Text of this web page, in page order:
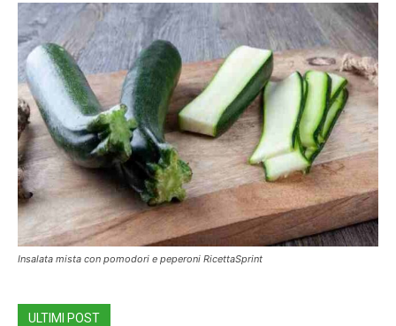
Insalata mista con pomodori e peperoni RicettaSprint
ULTIMI POST